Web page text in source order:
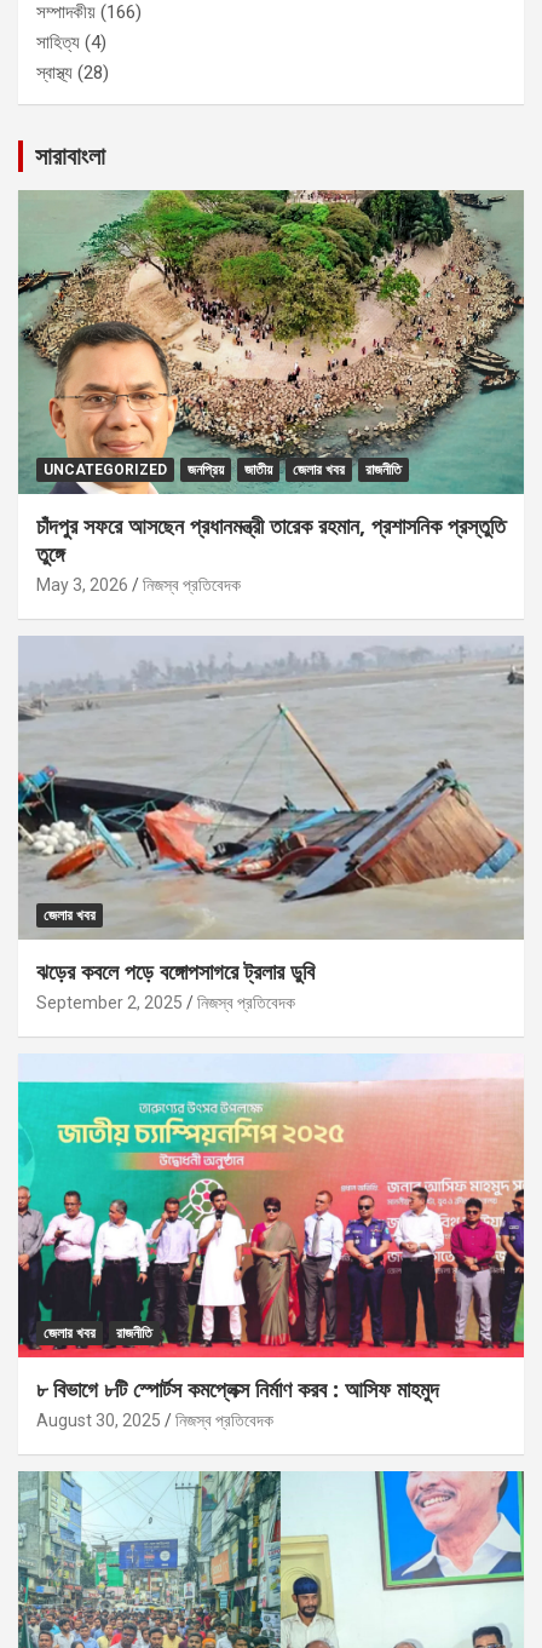
সম্পাদকীয় (166)
সাহিত্য (4)
স্বাস্থ্য (28)
সারাবাংলা
UNCATEGORIZED জনপ্রিয় জাতীয় জেলার খবর রাজনীতি
চাঁদপুর সফরে আসছেন প্রধানমন্ত্রী তারেক রহমান, প্রশাসনিক প্রস্তুতি
তুঙ্গে
May 3, 2026 নিজস্ব প্রতিবেদক
জেলার খবর
ঝড়ের কবলে পড়ে বঙ্গোপসাগরে ট্রলার ডুবি
September 2, 2025 নিজস্ব প্রতিবেদক
জেলার খবর রাজনীতি
৮ বিভাগে ৮টি স্পোর্টস কমপ্লেক্স নির্মাণ করব : আসিফ মাহমুদ
August 30, 2025 নিজস্ব প্রতিবেদক